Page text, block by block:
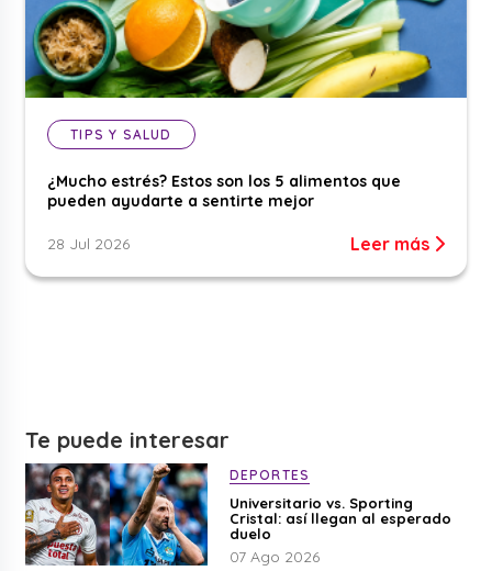
TIPS Y SALUD
¿Mucho estrés? Estos son los 5 alimentos que
pueden ayudarte a sentirte mejor
28 Jul 2026 Leer más
Te puede interesar
DEPORTES
Universitario vs. Sporting
Cristal: así llegan al esperado
duelo
07 Ago 2026